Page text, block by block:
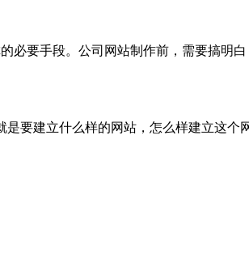
必要手段。公司网站制作前，需要搞明
要建立什么样的网站，怎么样建立这